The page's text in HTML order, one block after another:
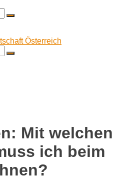
Mit welchen
ich beim